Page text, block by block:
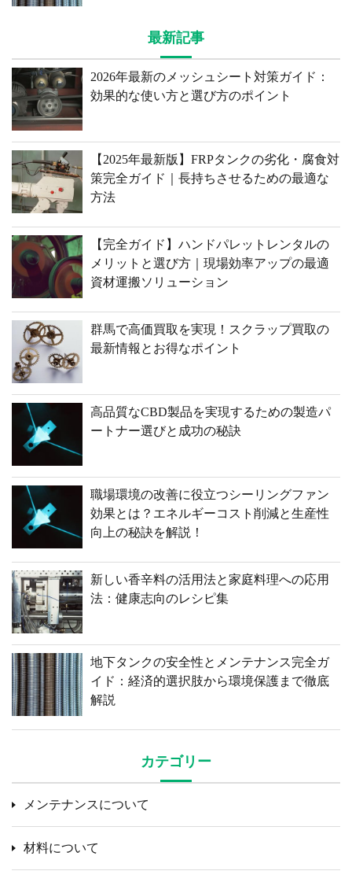
最新記事
2026年最新のメッシュシート対策ガイド：
効果的な使い方と選び方のポイント
【2025年最新版】FRPタンクの劣化・腐食対
策完全ガイド｜長持ちさせるための最適な
方法
【完全ガイド】ハンドパレットレンタルの
メリットと選び方｜現場効率アップの最適
資材運搬ソリューション
群馬で高価買取を実現！スクラップ買取の
最新情報とお得なポイント
高品質なCBD製品を実現するための製造パ
ートナー選びと成功の秘訣
職場環境の改善に役立つシーリングファン
効果とは？エネルギーコスト削減と生産性
向上の秘訣を解説！
新しい香辛料の活用法と家庭料理への応用
法：健康志向のレシピ集
地下タンクの安全性とメンテナンス完全ガ
イド：経済的選択肢から環境保護まで徹底
解説
カテゴリー
メンテナンスについて
材料について